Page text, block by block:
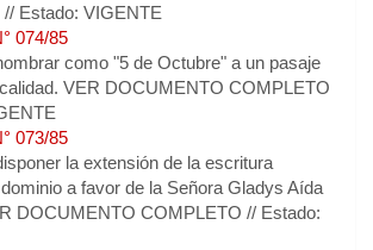
Estado: VIGENTE
074/85
como "5 de Octubre" a un pasaje
VER DOCUMENTO COMPLETO
073/85
la extensión de la escritura
a favor de la Señora Gladys Aída
DOCUMENTO COMPLETO // Estado: